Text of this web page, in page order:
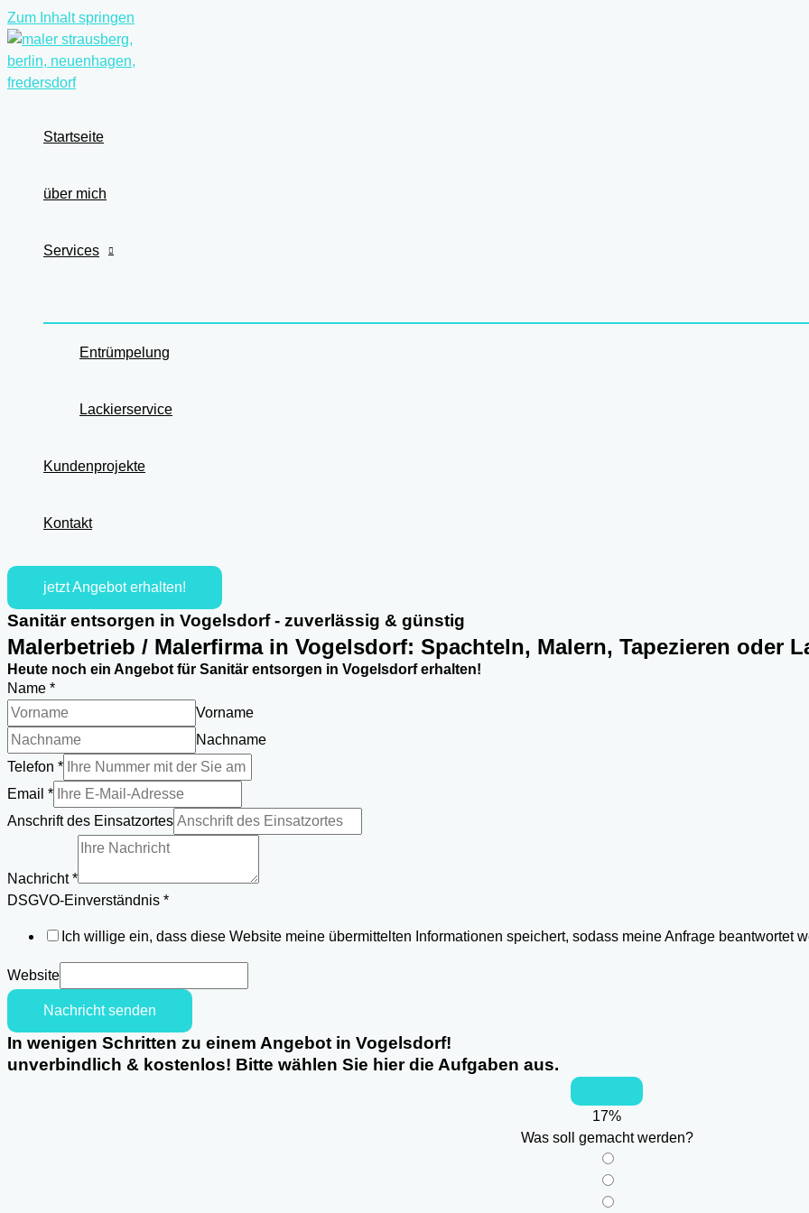
Zum Inhalt springen
Startseite
über mich
Services
Entrümpelung
Lackierservice
Kundenprojekte
Kontakt
jetzt Angebot erhalten!
Sanitär entsorgen in Vogelsdorf - zuverlässig & günstig
Malerbetrieb / Malerfirma in Vogelsdorf: Spachteln, Malern, Tapezieren oder
Heute noch ein Angebot für Sanitär entsorgen in Vogelsdorf erhalten!
Name *
Vorname
Nachname
Telefon *
Email *
DSGVO-
Einverständnis
Anschrift
Anschrift des Einsatzortes
Nachricht*
DSGVO-Einverständnis *
Ich willige ein, dass diese Website meine übermittelten Informationen speichert, sodass meine Anfrage beantwortet
Website
Nachricht senden
In wenigen Schritten zu einem Angebot in Vogelsdorf!
unverbindlich & kostenlos! Bitte wählen Sie hier die Aufgaben aus.
17%
Was soll gemacht werden?